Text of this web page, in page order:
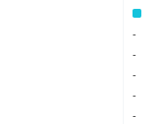
-
-
-
-
-